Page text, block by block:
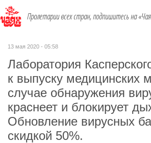
Пролетарии всех стран, подпишитесь на
13 мая 2020 - 05:58
Лаборатория
к выпуску медицинских
случае обнаружения
краснеет и блокирует
Обновление вирусных
скидкой 50%.